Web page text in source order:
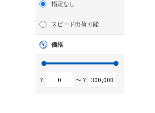
指定なし
スピード出荷可能
価格
¥ 〜 ¥